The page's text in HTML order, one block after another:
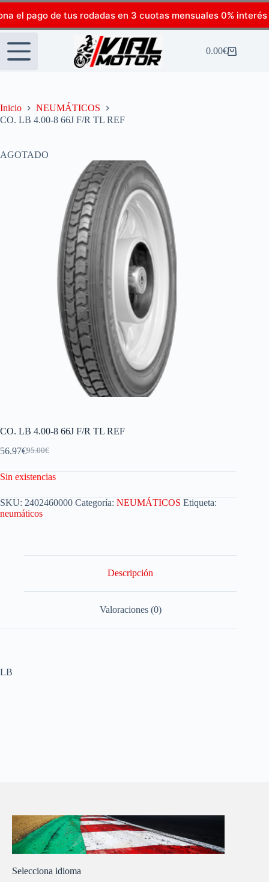
el pago de tus rodadas en 3 cuotas mensuales 0% interés
0.00€
Inicio
NEUMÁTICOS
CO. LB 4.00-8 66J F/R TL REF
AGOTADO
CO. LB 4.00-8 66J F/R TL REF
95.00€
56.97€
Sin existencias
SKU: 2402460000 Categoría: NEUMÁTICOS Etiqueta:
neumáticos
Descripción
Valoraciones (0)
LB
Selecciona idioma